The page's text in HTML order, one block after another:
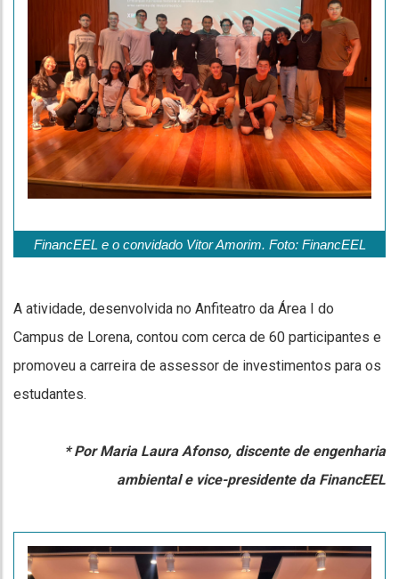
FinancEEL e o convidado Vitor Amorim. Foto: FinancEEL
A atividade, desenvolvida no Anfiteatro da Área I do
Campus de Lorena, contou com cerca de 60 participantes e
promoveu a carreira de assessor de investimentos para os
estudantes.
* Por Maria Laura Afonso, discente de engenharia
ambiental e vice-presidente da FinancEEL